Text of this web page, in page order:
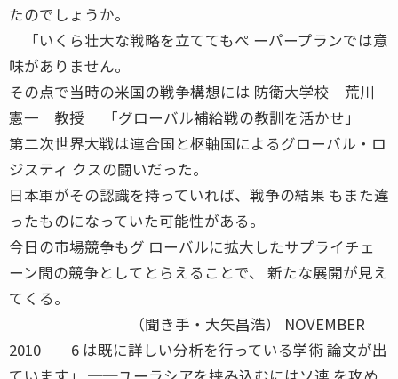
たのでしょうか。
「いくら壮大な戦略を立ててもペ ーパープランでは意
味がありません。
その点で当時の米国の戦争構想には 防衛大学校 荒川
憲一 教授 「グローバル補給戦の教訓を活かせ」
第二次世界大戦は連合国と枢軸国によるグローバル・ロ
ジスティ クスの闘いだった。
日本軍がその認識を持っていれば、戦争の結果 もまた違
ったものになっていた可能性がある。
今日の市場競争もグ ローバルに拡大したサプライチェ
ーン間の競争としてとらえることで、 新たな展開が見え
てくる。
（聞き手・大矢昌浩） NOVEMBER
2010 6 は既に詳しい分析を行っている学術 論文が出